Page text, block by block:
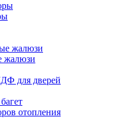
жалюзи
жалюзи
для дверей
отопления